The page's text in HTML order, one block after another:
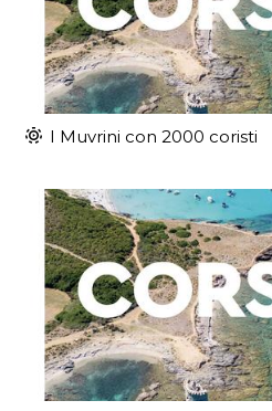
I Muvrini con 2000 coristi